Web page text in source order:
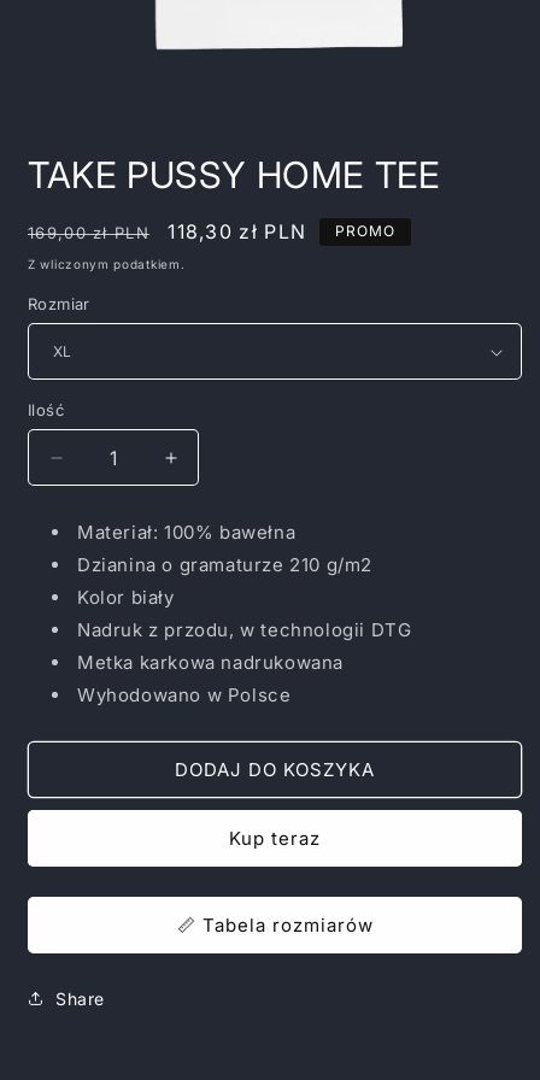
1
modalnym
TAKE PUSSY HOME TEE
Cena
regularna
169,00 zł PLN
Cena
promocyjna
118,30 zł PLN PROMO
Z wliczonym podatkiem.
Rozmiar
Ilość
Zmniejsz
ilość
TAKE
PUSSY
HOME
TEE
Zwiększ
ilość
TAKE
PUSSY
HOME
TEE
Materiał: 100% bawełna
Dzianina o gramaturze 210 g/m2
Kolor biały
Nadruk z przodu, w technologii DTG
Metka karkowa nadrukowana
Wyhodowano w Polsce
DODAJ DO KOSZYKA
Kup teraz
📏 Tabela rozmiarów
Share